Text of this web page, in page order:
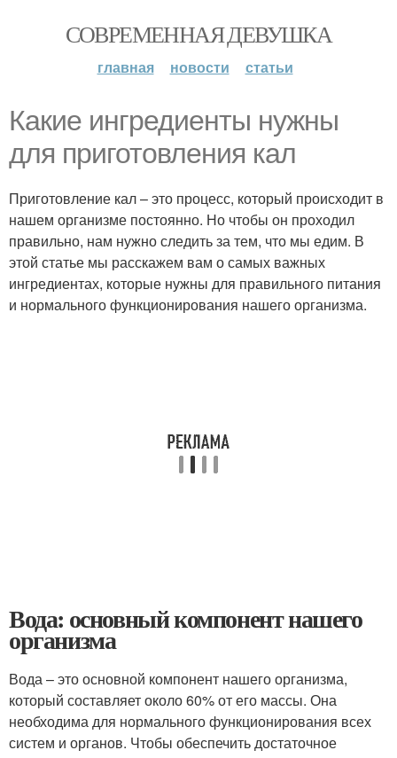
СОВРЕМЕННАЯ ДЕВУШКА
главная новости статьи
Какие ингредиенты нужны
для приготовления кал
Приготовление кал – это процесс, который происходит в
нашем организме постоянно. Но чтобы он проходил
правильно, нам нужно следить за тем, что мы едим. В
этой статье мы расскажем вам о самых важных
ингредиентах, которые нужны для правильного питания
и нормального функционирования нашего организма.
Вода: основный компонент нашего
организма
Вода – это основной компонент нашего организма,
который составляет около 60% от его массы. Она
необходима для нормального функционирования всех
систем и органов. Чтобы обеспечить достаточное